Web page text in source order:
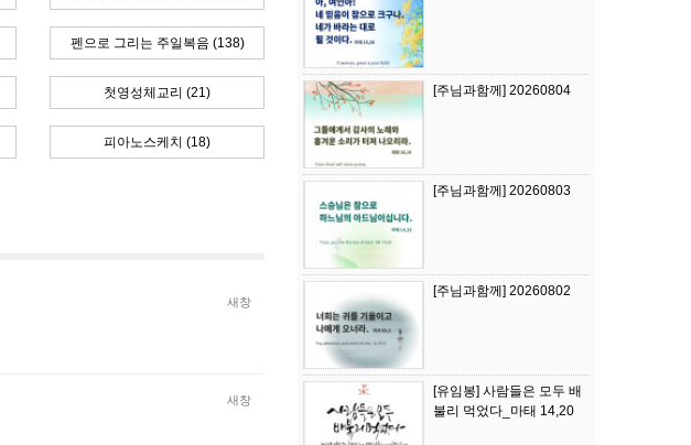
펜으로 그리는 주일복음 (138)
첫영성체교리 (21)
피아노스케치 (18)
새창
새창
[주님과함께] 20260804
[주님과함께] 20260803
[주님과함께] 20260802
[유임봉] 사람들은 모두 배
불리 먹었다_마태 14,20